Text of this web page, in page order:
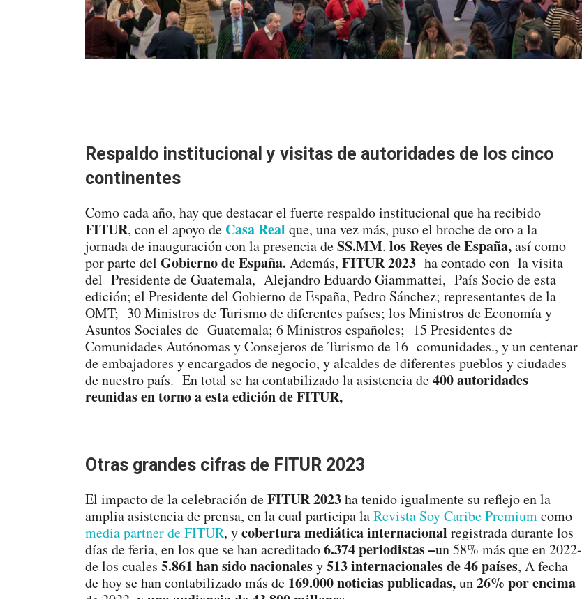
Respaldo institucional y visitas de autoridades de los cinco
continentes
Como cada año, hay que destacar el fuerte respaldo institucional que ha recibido
FITUR, con el apoyo de Casa Real que, una vez más, puso el broche de oro a la
jornada de inauguración con la presencia deSS.MM. los Reyes de España,así como
por parte del Gobierno de España. Además, FITUR 2023 ha contado con la visita
del Presidente de Guatemala, Alejandro Eduardo Giammattei, País Socio de esta
edición; el Presidente del Gobierno de España, Pedro Sánchez; representantes de la
OMT; 30 Ministros de Turismo de diferentes países; los Ministros de Economía y
Asuntos Sociales de Guatemala; 6 Ministros españoles; 15 Presidentes de
Comunidades Autónomas y Consejeros de Turismo de 16 comunidades., y un centenar
de embajadores y encargados de negocio, y alcaldes de diferentes pueblos y ciudades
de nuestro país. En total se ha contabilizado la asistencia de400 autoridades
reunidas en torno a esta edición de FITUR,
Otras grandes cifras de FITUR 2023
El impacto de la celebración deFITUR 2023ha tenido igualmente su reflejo en la
amplia asistencia de prensa, en la cual participa laRevista Soy Caribe Premiumcomo
media partner de FITUR, ycobertura mediática internacional registrada durante los
días de feria, en los que se han acreditado6.374 periodistas –un 58% más que en 2022-
de los cuales 5.861 han sido nacionalesy513 internacionalesde 46 países, A fecha
de hoy se han contabilizado más de 169.000 noticias publicadas,un26% por encima